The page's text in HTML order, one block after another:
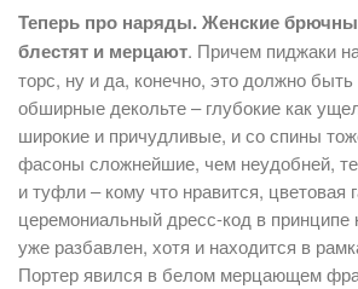
Теперь про наряды. Женские
блестят и мерцают. Причем пиджаки
торс, ну и да, конечно, это должно
обширные декольте – глубокие как
широкие и причудливые, и со спины
фасоны сложнейшие, чем неудобней,
и туфли – кому что нравится,
церемониальный дресс-код в принципе
уже разбавлен, хотя и находится в
Портер явился в белом мерцающем